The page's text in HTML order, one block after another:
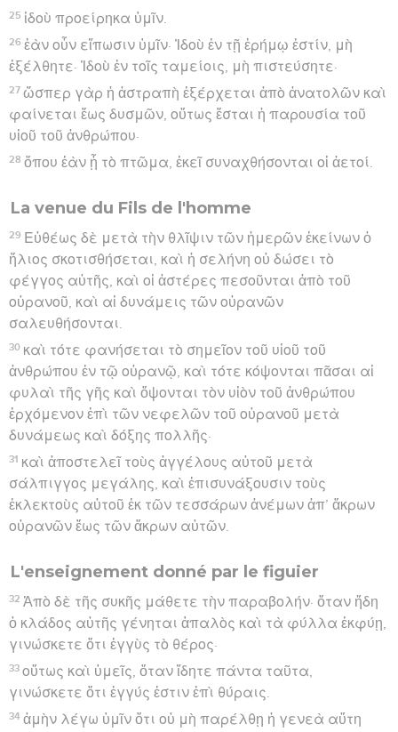
25 ἰδοὺ προείρηκα ὑμῖν.
26 ἐὰν οὖν εἴπωσιν ὑμῖν· Ἰδοὺ ἐν τῇ ἐρήμῳ ἐστίν, μὴ
ἐξέλθητε· Ἰδοὺ ἐν τοῖς ταμείοις, μὴ πιστεύσητε·
27 ὥσπερ γὰρ ἡ ἀστραπὴ ἐξέρχεται ἀπὸ ἀνατολῶν καὶ
φαίνεται ἕως δυσμῶν, οὕτως ἔσται ἡ παρουσία τοῦ
υἱοῦ τοῦ ἀνθρώπου·
28 ὅπου ἐὰν ᾖ τὸ πτῶμα, ἐκεῖ συναχθήσονται οἱ ἀετοί.
La venue du Fils de l'homme
29 Εὐθέως δὲ μετὰ τὴν θλῖψιν τῶν ἡμερῶν ἐκείνων ὁ
ἥλιος σκοτισθήσεται, καὶ ἡ σελήνη οὐ δώσει τὸ
φέγγος αὐτῆς, καὶ οἱ ἀστέρες πεσοῦνται ἀπὸ τοῦ
οὐρανοῦ, καὶ αἱ δυνάμεις τῶν οὐρανῶν
σαλευθήσονται.
30 καὶ τότε φανήσεται τὸ σημεῖον τοῦ υἱοῦ τοῦ
ἀνθρώπου ἐν τῷ οὐρανῷ, καὶ τότε κόψονται πᾶσαι αἱ
φυλαὶ τῆς γῆς καὶ ὄψονται τὸν υἱὸν τοῦ ἀνθρώπου
ἐρχόμενον ἐπὶ τῶν νεφελῶν τοῦ οὐρανοῦ μετὰ
δυνάμεως καὶ δόξης πολλῆς·
31 καὶ ἀποστελεῖ τοὺς ἀγγέλους αὐτοῦ μετὰ
σάλπιγγος μεγάλης, καὶ ἐπισυνάξουσιν τοὺς
ἐκλεκτοὺς αὐτοῦ ἐκ τῶν τεσσάρων ἀνέμων ἀπ’ ἄκρων
οὐρανῶν ἕως τῶν ἄκρων αὐτῶν.
L'enseignement donné par le figuier
32 Ἀπὸ δὲ τῆς συκῆς μάθετε τὴν παραβολήν· ὅταν ἤδη
ὁ κλάδος αὐτῆς γένηται ἁπαλὸς καὶ τὰ φύλλα ἐκφύῃ,
γινώσκετε ὅτι ἐγγὺς τὸ θέρος·
33 οὕτως καὶ ὑμεῖς, ὅταν ἴδητε πάντα ταῦτα,
γινώσκετε ὅτι ἐγγύς ἐστιν ἐπὶ θύραις.
34 ἀμὴν λέγω ὑμῖν ὅτι οὐ μὴ παρέλθῃ ἡ γενεὰ αὕτη